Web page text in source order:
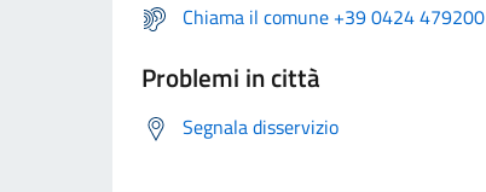
Chiama il comune +39 0424 479200
Problemi in città
Segnala disservizio